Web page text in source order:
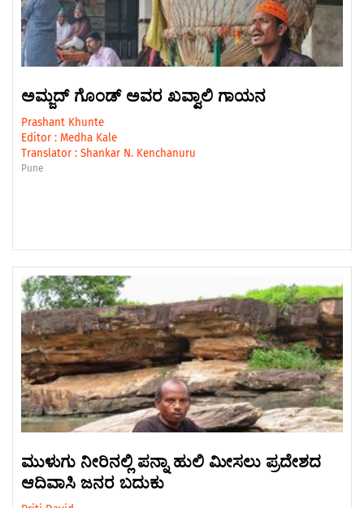
ಅಮ್ಜದ್‌ ಗೊಂಡ್‌ ಅವರ ಖವ್ವಾಲಿ ಗಾಯನ
Prashant Khunte
Editor : Medha Kale
Translator : Shankar N. Kenchanuru
Pune
ಮುಳುಗು ನೀರಿನಲ್ಲಿ ಪನ್ನಾ ಹುಲಿ ಮೀಸಲು ಪ್ರದೇಶದ
ಆದಿವಾಸಿ ಜನರ ಬದುಕು